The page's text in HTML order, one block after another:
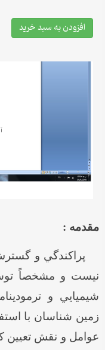
افزودن به سبد خرید
مقدمه :
پراکندگي و
نيست و مشخصاً
شيميايي و
زمين شناسان با
عوامل و نقش تعيين